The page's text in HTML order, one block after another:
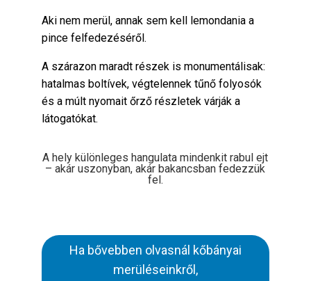
Aki nem merül, annak sem kell lemondania a
pince felfedezéséről.
A szárazon maradt részek is monumentálisak:
hatalmas boltívek, végtelennek tűnő folyosók
és a múlt nyomait őrző részletek várják a
látogatókat.
A hely különleges hangulata mindenkit rabul ejt
– akár uszonyban, akár bakancsban fedezzük
fel.
Ha bővebben olvasnál kőbányai
merüléseinkről,